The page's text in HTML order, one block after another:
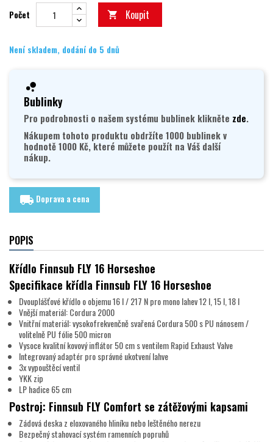
Počet  Koupit
Není skladem, dodání do 5 dnů
Bublinky
Pro podrobnosti o našem systému bublinek klikněte zde.
Nákupem tohoto produktu obdržíte 1000 bublinek v
hodnotě 1000 Kč, které můžete použít na Váš další
nákup.
local_shipping Doprava a cena
POPIS
Křídlo Finnsub FLY 16 Horseshoe
Specifikace křídla Finnsub FLY 16 Horseshoe
Dvouplášťové křídlo o objemu 16 l / 217 N pro mono lahev 12 l, 15 l, 18 l
Vnější materiál: Cordura 2000
Vnitřní materiál: vysokofrekvenčně svařená Cordura 500 s PU nánosem /
volitelně PU fólie 500 micron
Vysoce kvalitní kovový inflátor 50 cm s ventilem Rapid Exhaust Valve
Integrovaný adaptér pro správné ukotvení lahve
3x vypouštěcí ventil
YKK zip
LP hadice 65 cm
Postroj: Finnsub FLY Comfort se zátěžovými kapsami
Zádová deska z eloxovaného hliníku nebo leštěného nerezu
Bezpečný stahovací systém ramenních popruhů